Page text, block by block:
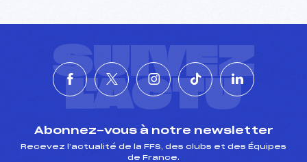
SUIVEZ
L'ACTU
Abonnez-vous à notre newsletter
Recevez l’actualité de la FFS, des clubs et des Équipes
de France.